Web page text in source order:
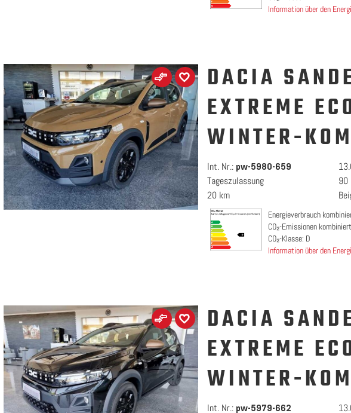
Information über den
DACIA
EXTREME
WINTER-
Int. Nr.: pw-5980-659
Tageszulassung
20 km
90
Energieverbrauch
CO₂-Emissionen
CO₂-Klasse: D
Information über den
DACIA
EXTREME
WINTER-
Int. Nr.: pw-5979-662